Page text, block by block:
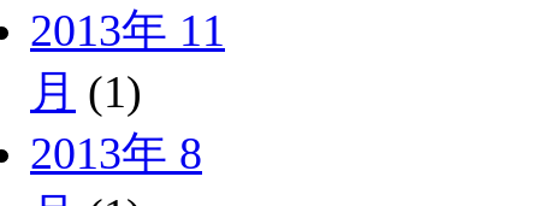
2013年 11
月 (1)
2013年 8